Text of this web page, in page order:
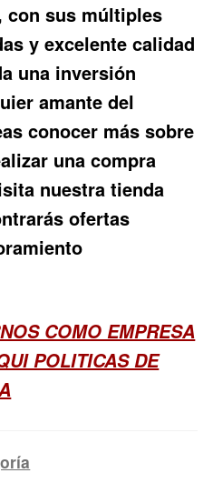
con sus múltiples
y excelente calidad
una inversión
amante del
conocer más sobre
una compra
nuestra tienda
ofertas
COMO EMPRESA
POLITICAS DE